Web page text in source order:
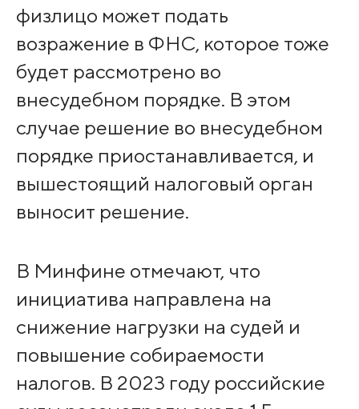
физлицо может подать
возражение в ФНС, которое тоже
будет рассмотрено во
внесудебном порядке. В этом
случае решение во внесудебном
порядке приостанавливается, и
вышестоящий налоговый орган
выносит решение.
В Минфине отмечают, что
инициатива направлена на
снижение нагрузки на судей и
повышение собираемости
налогов. В 2023 году российские